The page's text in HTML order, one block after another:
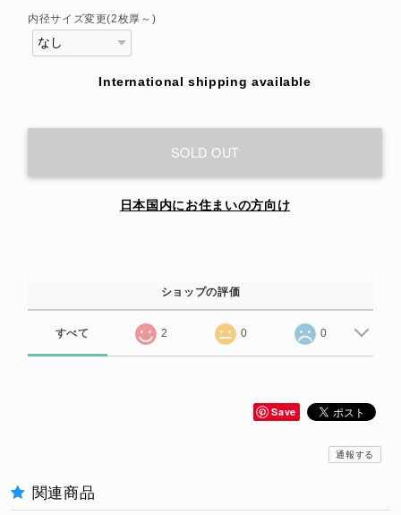
内径サイズ変更(2枚厚～)
International shipping available
SOLD OUT
日本国内にお住まいの方向け
ショップの評価
すべて 2 0 0
Save
通報する
関連商品